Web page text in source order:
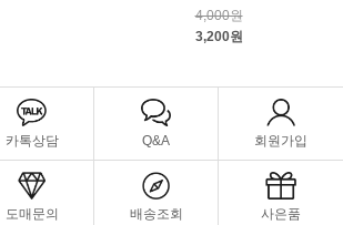
4,000원
3,200원
카톡상담 Q&A 회원가입
도매문의 배송조회 사은품